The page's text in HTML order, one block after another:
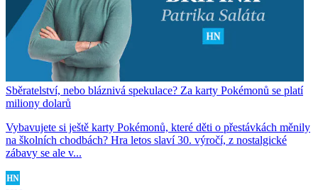
Sběratelství, nebo bláznivá spekulace? Za karty Pokémonů se platí
miliony dolarů
Vybavujete si ještě karty Pokémonů, které děti o přestávkách měnily
na školních chodbách? Hra letos slaví 30. výročí, z nostalgické
zábavy se ale v...